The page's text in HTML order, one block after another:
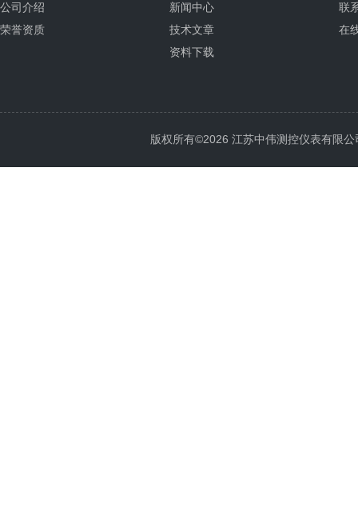
公司介绍
荣誉资质
新闻中心
技术文章
资料下载
联
在
版权所有©2026 江苏中伟测控仪表有限